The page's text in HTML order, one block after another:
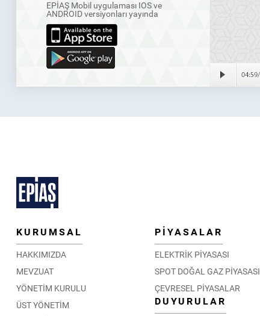
EPİAŞ Mobil uygulaması IOS ve
ANDROID versiyonları yayında
KURUMSAL
HAKKIMIZDA
MEVZUAT
YÖNETİM KURULU
ÜST YÖNETİM
PİYASALAR
ELEKTRİK PİYASASI
SPOT DOĞAL GAZ PİYASASI
ÇEVRESEL PİYASALAR
DUYURULAR